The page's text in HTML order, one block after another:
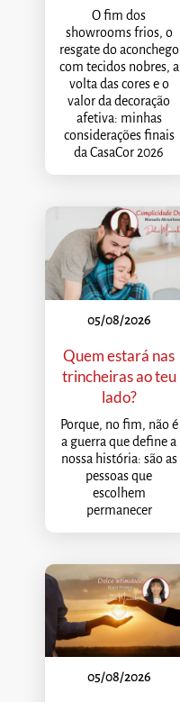
O fim dos
showrooms frios, o
resgate do aconchego
com tecidos nobres, a
volta das cores e o
valor da decoração
afetiva: minhas
considerações finais
da CasaCor 2026
05/08/2026
Quem estará nas
trincheiras ao teu
lado?
Porque, no fim, não é
a guerra que define a
nossa história: são as
pessoas que
escolhem
permanecer
05/08/2026